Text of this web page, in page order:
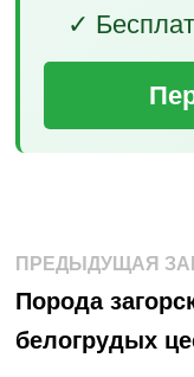
✓
по
записям
ПРЕДЫДУЩАЯ
Порода
белогрудых